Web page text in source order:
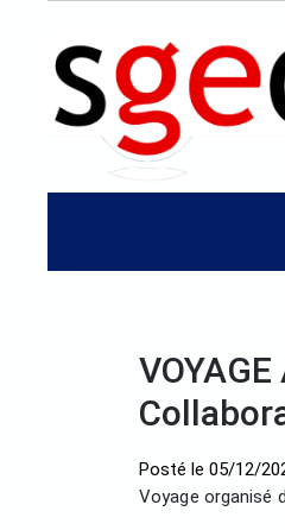
Posté le 05/12/
Voyage organisé